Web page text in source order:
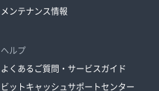
メンテナンス情報
ヘルプ
よくあるご質問・サービスガイド
ビットキャッシュサポートセンター